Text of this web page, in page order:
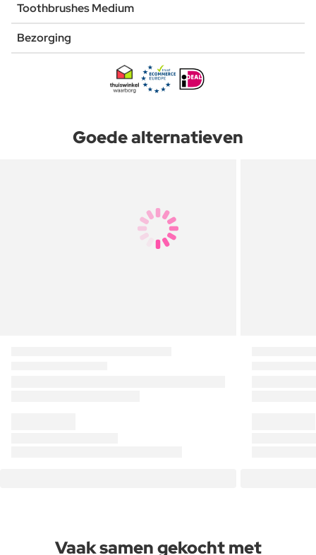
Toothbrushes Medium
Bezorging
Goede alternatieven
Vaak samen gekocht met